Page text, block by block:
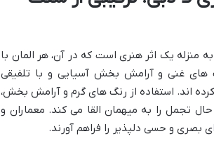
منزله یک اثر هنری است که در آن، هر المان با
های غنی و آرامش بخش آسیایی و با تلفیقی
اند. استفاده از رنگ های گرم و آرامش بخش،
تجمل را به میهمان القا می کند. معماران و
بصری و حسی دلپذیر را فراهم آورند.